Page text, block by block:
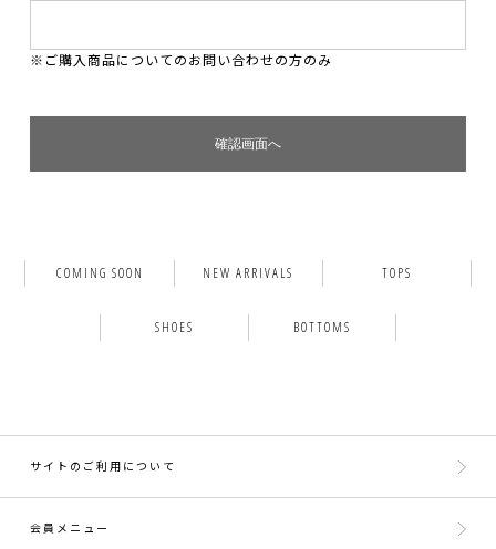
※ご購入商品についてのお問い合わせの方のみ
COMING SOON NEW ARRIVALS TOPS
SHOES BOTTOMS
サイトのご利用について
会員メニュー